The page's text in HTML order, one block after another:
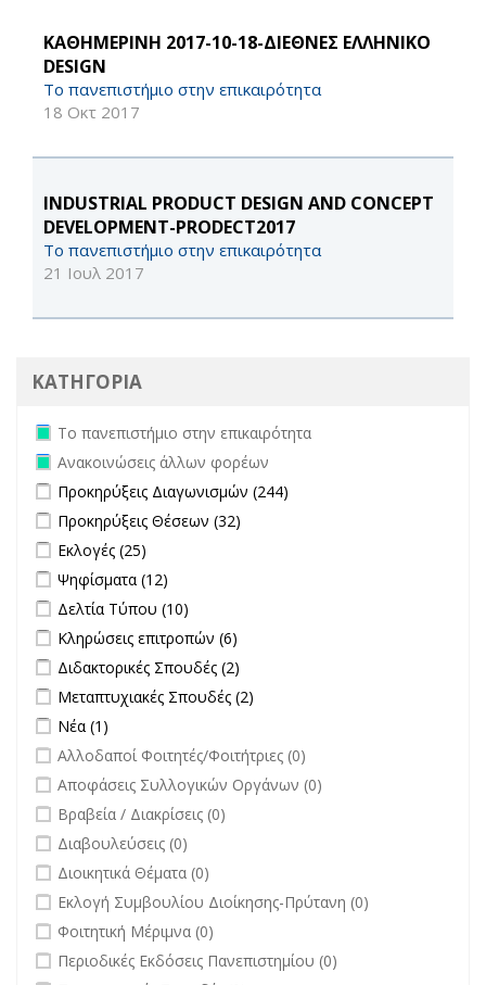
KΑΘΗΜΕΡΙΝΗ 2017-10-18-ΔΙΕΘΝΕΣ ΕΛΛΗΝΙΚΟ
DESIGN
Το πανεπιστήμιο στην επικαιρότητα
18 Οκτ 2017
INDUSTRIAL PRODUCT DESIGN AND CONCEPT
DEVELOPMENT-PRODECT2017
Το πανεπιστήμιο στην επικαιρότητα
21 Ιουλ 2017
ΚΑΤΗΓΟΡΙΑ
Remove Το πανεπιστήμιο στην επικαιρότητα filter
Το πανεπιστήμιο στην επικαιρότητα
Remove Ανακοινώσεις άλλων φορέων filter
Ανακοινώσεις άλλων φορέων
Apply Προκηρύξεις Διαγωνισμών filter
Προκηρύξεις Διαγωνισμών (244)
Apply Προκηρύξεις Θέσεων filter
Προκηρύξεις Θέσεων (32)
Apply Εκλογές filter
Εκλογές (25)
Apply Ψηφίσματα filter
Ψηφίσματα (12)
Apply Δελτία Τύπου filter
Δελτία Τύπου (10)
Apply Κληρώσεις επιτροπών filter
Κληρώσεις επιτροπών (6)
Apply Διδακτορικές Σπουδές filter
Διδακτορικές Σπουδές (2)
Apply Μεταπτυχιακές Σπουδές filter
Μεταπτυχιακές Σπουδές (2)
Apply Νέα filter
Νέα (1)
undefined
Αλλοδαποί Φοιτητές/Φοιτήτριες (0)
undefined
Αποφάσεις Συλλογικών Οργάνων (0)
undefined
Βραβεία / Διακρίσεις (0)
undefined
Διαβουλεύσεις (0)
undefined
Διοικητικά Θέματα (0)
undefined
Εκλογή Συμβουλίου Διοίκησης-Πρύτανη (0)
undefined
Φοιτητική Μέριμνα (0)
undefined
Περιοδικές Εκδόσεις Πανεπιστημίου (0)